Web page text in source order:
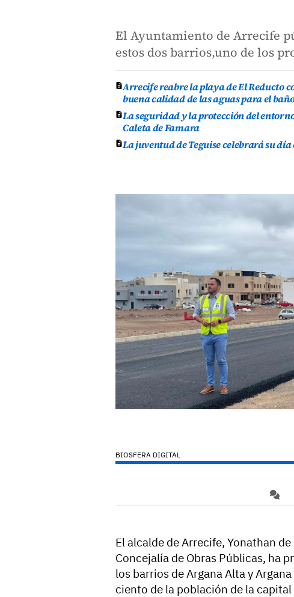
El Ayuntamiento de Arrecife
estos dos barrios,uno de los
Arrecife reabre la playa de El Reducto
buena calidad de las aguas para el
La seguridad y la protección del
Caleta de Famara
La juventud de Teguise celebrará su
BIOSFERA DIGITAL
El alcalde de Arrecife, Yonathan
Concejalía de Obras Públicas, ha
los barrios de Argana Alta y
ciento de la población de la capital